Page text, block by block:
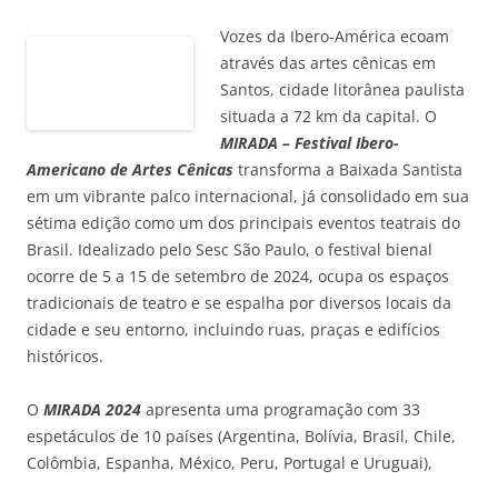
Vozes da Ibero-América ecoam
através das artes cênicas em
Santos, cidade litorânea paulista
situada a 72 km da capital. O
MIRADA – Festival Ibero-
Americano de Artes Cênicas transforma a Baixada Santista
em um vibrante palco internacional, já consolidado em sua
sétima edição como um dos principais eventos teatrais do
Brasil. Idealizado pelo Sesc São Paulo, o festival bienal
ocorre de 5 a 15 de setembro de 2024, ocupa os espaços
tradicionais de teatro e se espalha por diversos locais da
cidade e seu entorno, incluindo ruas, praças e edifícios
históricos.
O MIRADA 2024 apresenta uma programação com 33
espetáculos de 10 países (Argentina, Bolívia, Brasil, Chile,
Colômbia, Espanha, México, Peru, Portugal e Uruguai),